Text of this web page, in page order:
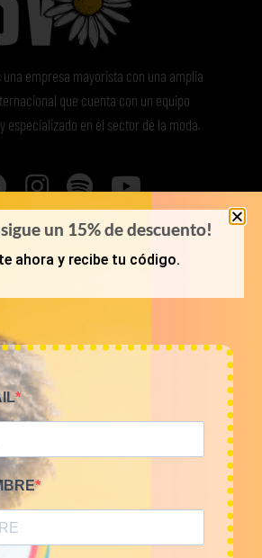
una empresa mayorista con una amplia
que cuenta con un equipo
especializado en el sector de la moda.
MI CUENTA
NOSOTROS
TIME TO SMILE
BLOG
REGISTRO
POR KILOS O LOTES
un 15% de descuento!
ahora y recibe tu código.